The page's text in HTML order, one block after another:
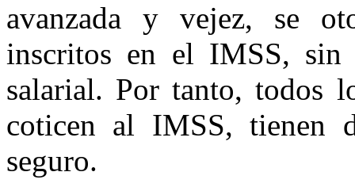
avanzada y vejez, se
inscritos en el IMSS,
salarial. Por tanto, todos
coticen al IMSS, tienen
seguro.